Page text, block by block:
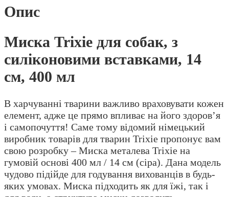
Опис
Миска Trixie для собак, з
силіконовими вставками, 14
см, 400 мл
В харчуванні тварини важливо враховувати кожен
елемент, адже це прямо впливає на його здоров’я
і самопочуття! Саме тому відомий німецький
виробник товарів для тварин Trixie пропонує вам
свою розробку – Миска металева Trixie на
гумовій основі 400 мл / 14 см (сіра). Дана модель
чудово підійде для годування вихованців в будь-
яких умовах. Миска підходить як для їжі, так і